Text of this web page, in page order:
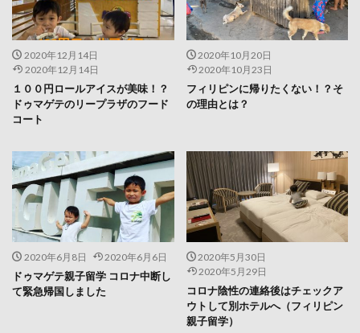
2020年12月14日
2020年12月14日
１００円ロールアイスが美味！？
ドゥマゲテのリープラザのフード
コート
2020年10月20日
2020年10月23日
フィリピンに帰りたくない！？そ
の理由とは？
2020年6月8日 2020年6月6日
ドゥマゲテ親子留学 コロナ中断し
て緊急帰国しました
2020年5月30日
2020年5月29日
コロナ陰性の連絡後はチェックア
ウトして別ホテルへ（フィリピン
親子留学）